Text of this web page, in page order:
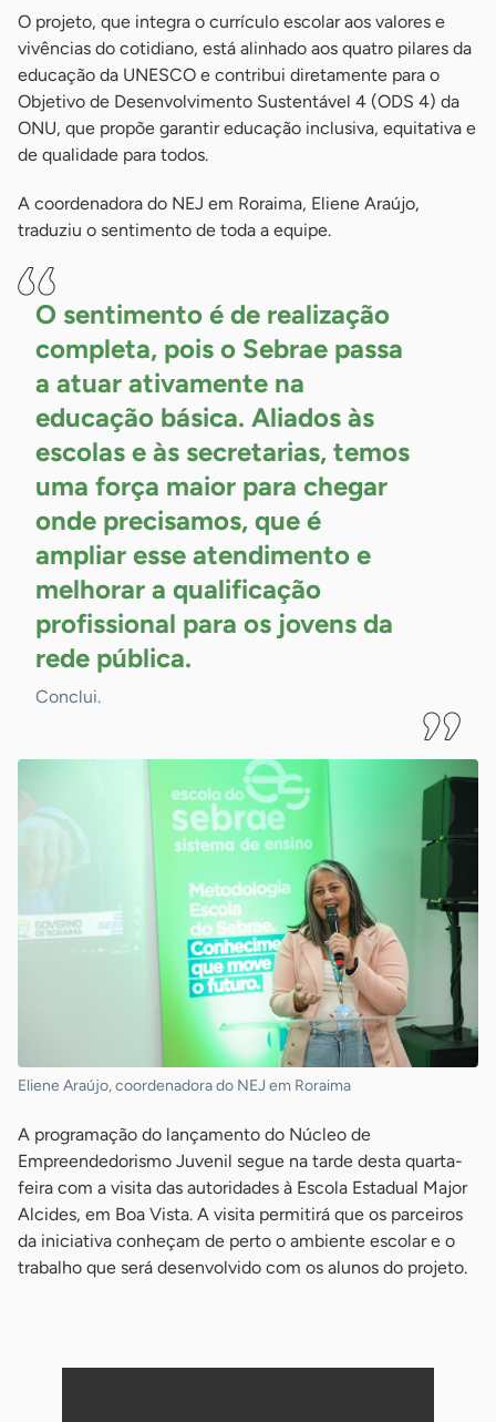
O projeto, que integra o currículo escolar aos valores e
vivências do cotidiano, está alinhado aos quatro pilares da
educação da UNESCO e contribui diretamente para o
Objetivo de Desenvolvimento Sustentável 4 (ODS 4) da
ONU, que propõe garantir educação inclusiva, equitativa e
de qualidade para todos.
A coordenadora do NEJ em Roraima, Eliene Araújo,
traduziu o sentimento de toda a equipe.
O sentimento é de realização
completa, pois o Sebrae passa
a atuar ativamente na
educação básica. Aliados às
escolas e às secretarias, temos
uma força maior para chegar
onde precisamos, que é
ampliar esse atendimento e
melhorar a qualificação
profissional para os jovens da
rede pública.
Conclui.
Eliene Araújo, coordenadora do NEJ em Roraima
A programação do lançamento do Núcleo de
Empreendedorismo Juvenil segue na tarde desta quarta-
feira com a visita das autoridades à Escola Estadual Major
Alcides, em Boa Vista. A visita permitirá que os parceiros
da iniciativa conheçam de perto o ambiente escolar e o
trabalho que será desenvolvido com os alunos do projeto.